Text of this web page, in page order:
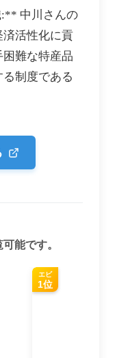
中川さんの
活性化に貢
難な特産品
制度である
能です。
エビ
1位